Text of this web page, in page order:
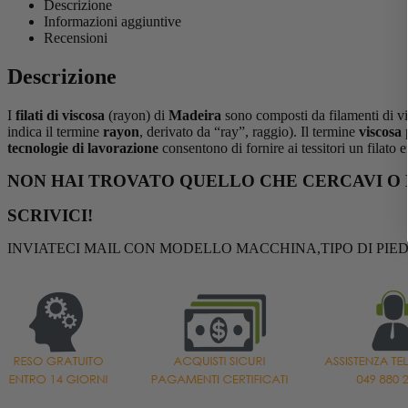
Descrizione
Informazioni aggiuntive
Recensioni
Descrizione
I filati di viscosa (rayon) di Madeira sono composti da filamenti di
indica il termine rayon, derivato da “ray”, raggio). Il termine viscosa
tecnologie di lavorazione consentono di fornire ai tessitori un filato
NON HAI TROVATO QUELLO CHE CERCAVI
SCRIVICI!
INVIATECI MAIL CON MODELLO MACCHINA,TIPO DI